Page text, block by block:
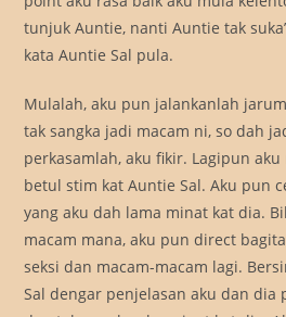
tunjuk Auntie, nanti Auntie tak
kata Auntie Sal pula.
Mulalah, aku pun jalankanlah
tak sangka jadi macam ni, so dah
perkasamlah, aku fikir. Lagipun
betul stim kat Auntie Sal. Aku pun
yang aku dah lama minat kat dia.
macam mana, aku pun direct
seksi dan macam-macam lagi.
Sal dengar penjelasan aku dan dia